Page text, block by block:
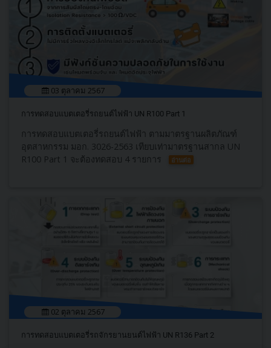
03 ตุลาคม 2567
การทดสอบแบตเตอรี่รถยนต์ไฟฟ้า UN R100 Part 1
การทดสอบแบตเตอรี่รถยนต์ไฟฟ้า ตามมาตรฐานผลิตภัณฑ์
อุตสาหกรรม มอก. 3026-2563 เทียบเท่ามาตรฐานสากล UN
R100 Part 1 จะต้องทดสอบ 4 รายการ
อ่านต่อ
02 ตุลาคม 2567
การทดสอบแบตเตอรี่รถจักรยานยนต์ไฟฟ้า UN R136 Part 2